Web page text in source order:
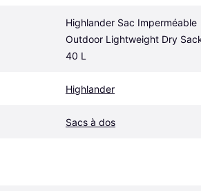
Highlander Sac Imperméable
Outdoor Lightweight Dry
40 L
Highlander
Sacs à dos